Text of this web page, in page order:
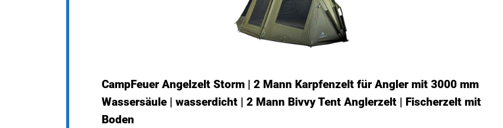
CampFeuer Angelzelt Storm | 2 Mann Karpfenzelt für Angler mit 3000 mm
Wassersäule | wasserdicht | 2 Mann Bivvy Tent Anglerzelt | Fischerzelt mit
Boden